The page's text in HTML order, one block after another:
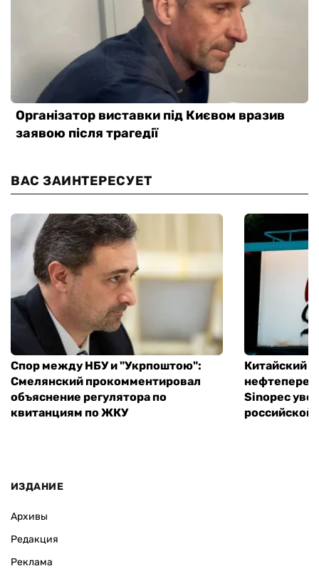
ВАС ЗАИНТЕРЕСУЕТ
Спор между НБУ и "Укрпоштою":
Смелянский прокомментировал
объяснение регулятора по
квитанциям по ЖКУ
Китайский
Sinopec
российской
ИЗДАНИЕ
Архивы
Редакция
Реклама